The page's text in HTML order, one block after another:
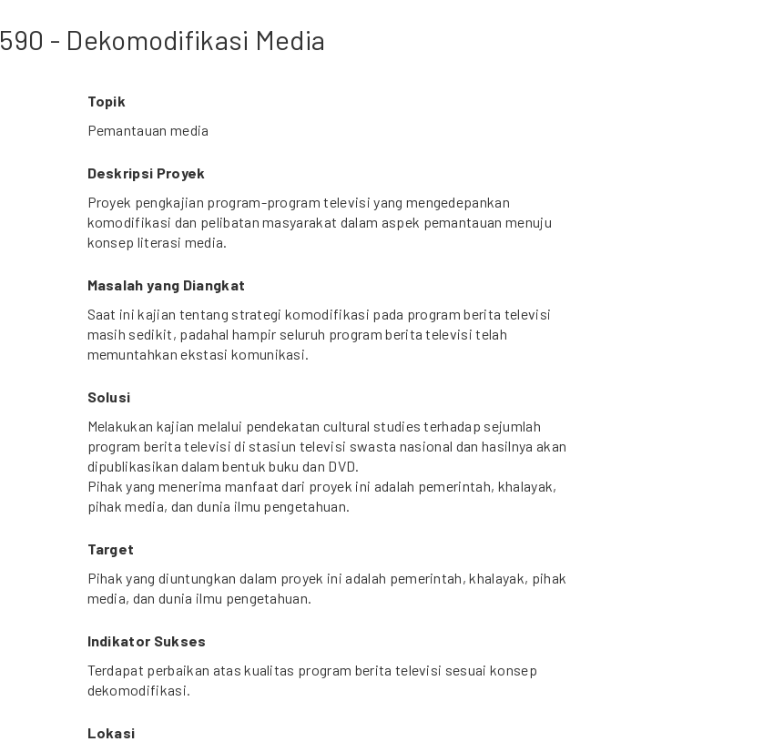
590 - Dekomodifikasi Media
Topik
Pemantauan media
Deskripsi Proyek
Proyek pengkajian program-program televisi yang mengedepankan
komodifikasi dan pelibatan masyarakat dalam aspek pemantauan menuju
konsep literasi media.
Masalah yang Diangkat
Saat ini kajian tentang strategi komodifikasi pada program berita televisi
masih sedikit, padahal hampir seluruh program berita televisi telah
memuntahkan ekstasi komunikasi.
Solusi
Melakukan kajian melalui pendekatan cultural studies terhadap sejumlah
program berita televisi di stasiun televisi swasta nasional dan hasilnya akan
dipublikasikan dalam bentuk buku dan DVD.
Pihak yang menerima manfaat dari proyek ini adalah pemerintah, khalayak,
pihak media, dan dunia ilmu pengetahuan.
Target
Pihak yang diuntungkan dalam proyek ini adalah pemerintah, khalayak, pihak
media, dan dunia ilmu pengetahuan.
Indikator Sukses
Terdapat perbaikan atas kualitas program berita televisi sesuai konsep
dekomodifikasi.
Lokasi